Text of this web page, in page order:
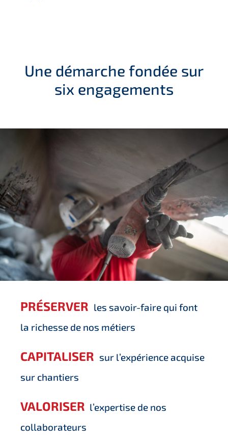
Une démarche fondée sur
six engagements
PRÉSERVER les savoir-faire qui font
la richesse de nos métiers
CAPITALISER sur l’expérience acquise
sur chantiers
VALORISER l’expertise de nos
collaborateurs